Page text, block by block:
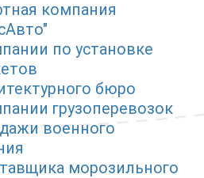
компания
по установке
бюро
грузоперевозок
военного
морозильного